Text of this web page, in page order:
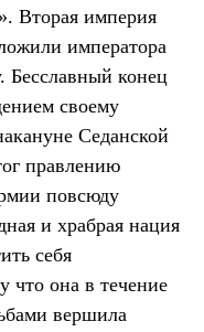
Вторая империя
императора
Бесславный конец
своему
Седанской
правлению
повсюду
и храбрая нация
себя
что она в течение
вершила